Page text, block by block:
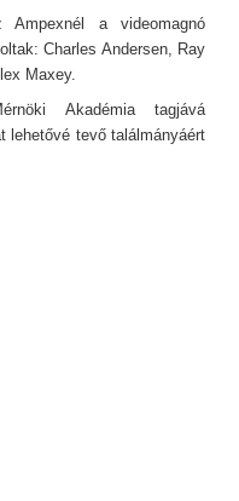
a videomagnó
Charles Andersen, Ray
Maxey.
Akadémia tagjává
lehetővé tevő találmányáért